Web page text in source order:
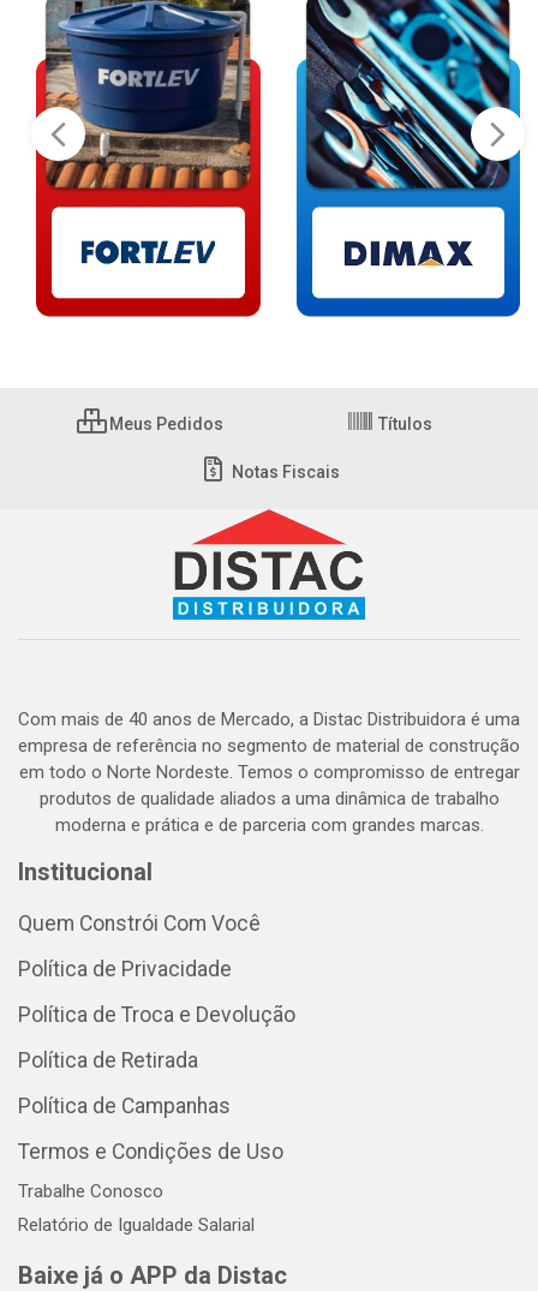
Meus Pedidos Títulos
Notas Fiscais
Com mais de 40 anos de Mercado, a Distac Distribuidora é uma
empresa de referência no segmento de material de construção
em todo o Norte Nordeste. Temos o compromisso de entregar
produtos de qualidade aliados a uma dinâmica de trabalho
moderna e prática e de parceria com grandes marcas.
Institucional
Quem Constrói Com Você
Política de Privacidade
Política de Troca e Devolução
Política de Retirada
Política de Campanhas
Termos e Condições de Uso
Trabalhe Conosco
Relatório de Igualdade Salarial
Baixe já o APP da Distac